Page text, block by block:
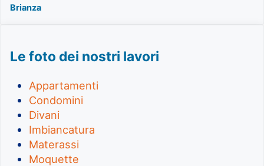
Brianza
Le foto dei nostri lavori
Appartamenti
Condomini
Divani
Imbiancatura
Materassi
Moquette